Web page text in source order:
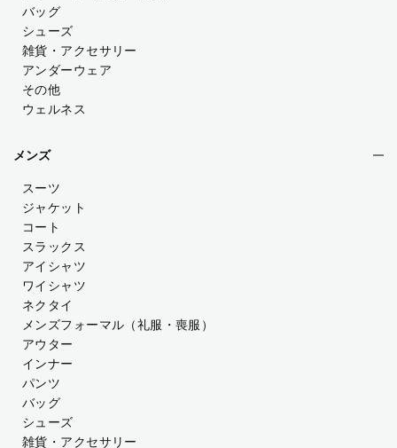
バッグ
シューズ
雑貨・アクセサリー
アンダーウェア
その他
ウェルネス
メンズ
スーツ
ジャケット
コート
スラックス
アイシャツ
ワイシャツ
ネクタイ
メンズフォーマル （礼服・喪服）
アウター
インナー
パンツ
バッグ
シューズ
雑貨・アクセサリー